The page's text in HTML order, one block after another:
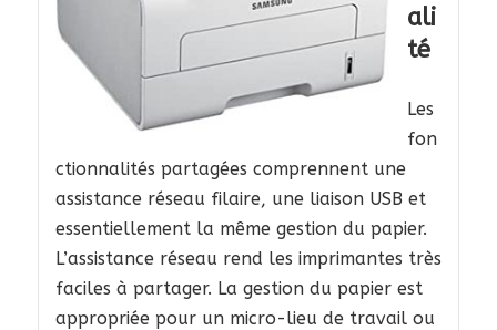
ali
té
Les
fon
ctionnalités partagées comprennent une
assistance réseau filaire, une liaison USB et
essentiellement la même gestion du papier.
L’assistance réseau rend les imprimantes très
faciles à partager. La gestion du papier est
appropriée pour un micro-lieu de travail ou